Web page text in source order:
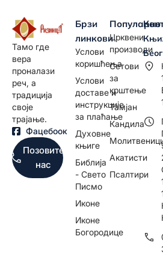
Тамо где
вера
проналази
реч, а
традиција
своје
трајање.
Фацебоок
Позовите
нас
Брзи
линкови
Услови
коришћења
Услови
доставе и
инструкције
за плаћање
Духовне
књиге
Библија
- Свето
Писмо
Иконе
Иконе
Богородице
Популарно
Црквени
производи
Сетови
за
крштење
Тамјан
Кандила
Акатисти
Псалтири